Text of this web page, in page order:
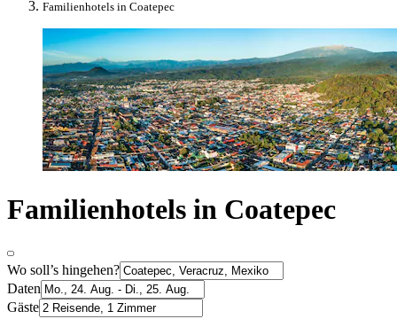
Familienhotels in Coatepec
Familienhotels in Coatepec
Wo soll’s hingehen?
Daten
Gäste